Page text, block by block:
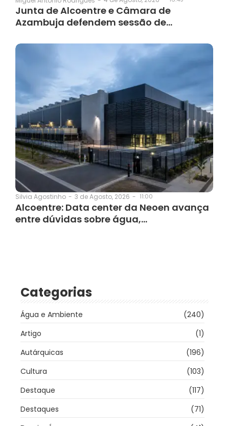
Junta de Alcoentre e Câmara de
Azambuja defendem sessão de…
Silvia Agostinho - 3 de Agosto, 2026 - 11:00
Alcoentre: Data center da Neoen avança
entre dúvidas sobre água,…
Categorias
Água e Ambiente
(240)
Artigo
(1)
Autárquicas
(196)
Cultura
(103)
Destaque
(117)
Destaques
(71)